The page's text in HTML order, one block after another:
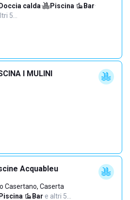
Doccia calda· Piscina· Bar·
5…
I MULINI
Acquableu
Casertano, Caserta
Piscina· Bar·e altri 5…